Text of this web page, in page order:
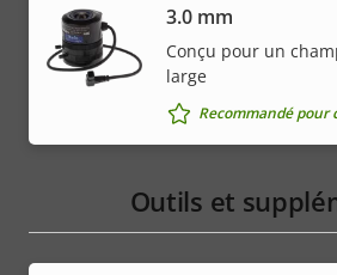
3.0 mm
Conçu pour un
large
Recommandé pour
Outils et